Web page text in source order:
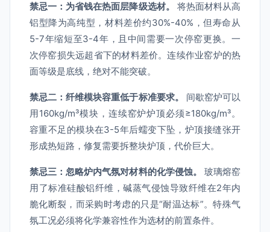
禁忌一：为省钱在热面层降级选材。
将热面材料从高
铝型降为高纯型，材料差价约30%-40%，但寿命从
5-7年缩短至3-4年，且中间需要一次停窑更换。一
次停窑损失远超省下的材料差价。连续作业窑炉的热
面等级是底线，绝对不能突破。
禁忌二：纤维模块容重低于标准要求。
间歇窑炉可以
用160kg/m³模块，连续窑炉炉顶必须≥180kg/m³。
容重不足的模块在3-5年后蠕变下坠，炉顶接缝张开
形成热短路，修复需要拆整块炉顶，代价巨大。
禁忌三：忽略炉内气氛对材料的化学侵蚀。
玻璃熔窑
用了标准硅酸铝纤维，碱蒸气侵蚀导致纤维在2年内
脆化断裂，而采购时考虑的只是“耐温达标”。特殊气
氛工况必须将化学兼容性作为选材的前置条件。